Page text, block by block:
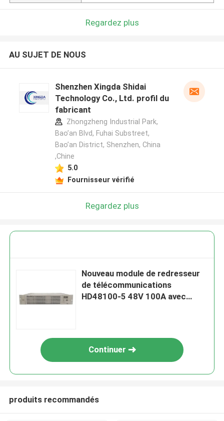
Regardez plus
AU SUJET DE NOUS
Shenzhen Xingda Shidai
Technology Co., Ltd. profil du
fabricant
Zhongzheng Industrial Park,
Bao’an Blvd, Fuhai Substreet,
Bao’an District, Shenzhen, China
,Chine
5.0
Fournisseur vérifié
Regardez plus
Nouveau module de redresseur
de télécommunications
HD48100-5 48V 100A avec
Continuer
produits recommandés